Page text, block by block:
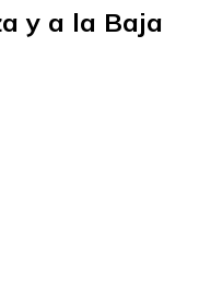
y a la Baja